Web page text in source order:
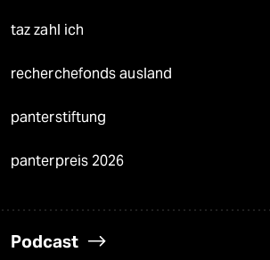
taz zahl ich
recherchefonds ausland
panterstiftung
panterpreis 2026
Podcast